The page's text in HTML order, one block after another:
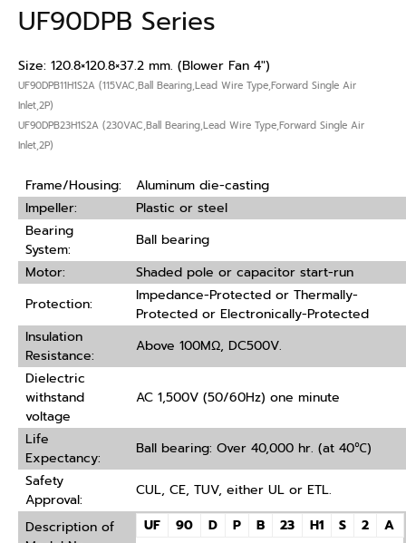
UF90DPB Series
Size: 120.8×120.8×37.2 mm. (Blower Fan 4″)
UF90DPB11H1S2A (115VAC,Ball Bearing,Lead Wire Type,Forward Single Air
Inlet,2P)
UF90DPB23H1S2A (230VAC,Ball Bearing,Lead Wire Type,Forward Single Air
Inlet,2P)
Frame/Housing:
Aluminum die-casting
Impeller:
Plastic or steel
Bearing
System:
Ball bearing
Motor:
Shaded pole or capacitor start-run
Protection:
Impedance-Protected or Thermally-
Protected or Electronically-Protected
Insulation
Resistance:
Above 100MΩ, DC500V.
Dielectric
withstand
voltage
AC 1,500V (50/60Hz) one minute
Life
Expectancy:
Ball bearing: Over 40,000 hr. (at 40℃)
Safety
Approval:
CUL, CE, TUV, either UL or ETL.
Description of
UF 90 D P B 23 H1 S 2
A